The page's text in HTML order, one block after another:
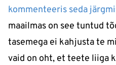
kommenteeris seda
maailmas on see tuntud
tasemega ei kahjusta te
vaid on oht, et teete liiga